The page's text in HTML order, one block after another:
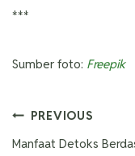
***
Sumber foto: Freepik
PREVIOUS
Manfaat Detoks